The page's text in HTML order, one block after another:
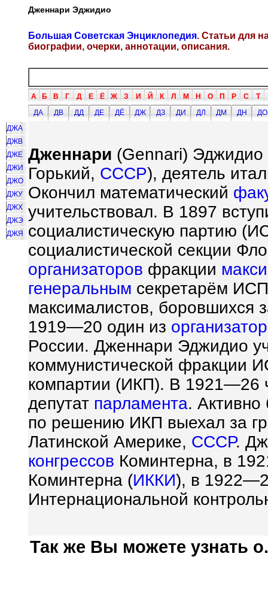
Дженнари Эджидио
Большая Советская Энциклопедия. Статьи для
биографии, очерки, аннотации, описания.
А Б В Г Д Е Ё Ж З И Й К Л М Н О П Р С Т
ДА
ДВ ДД ДЕ ДЁ ДЖ ДЗ ДИ ДЛ ДМ ДН
ДО
ДЖА
ДЖВ
ДЖЕ
ДЖИ
ДЖО
ДЖУ
ДЖХ
ДЖЭ
ДЖЯ
Дженнари (Gennari)
Горький, СССР), деятель
Окончил математический
учительствовал. В 1897
социалистическую партию
социалистической секции
организаторов фракции
генеральным секретарём
максималистов, боровшихся
1919—20 один из
России. Дженнари Эджидио
коммунистической фракции
компартии (ИКП). В
депутат парламента.
по решению ИКП выехал за
Латинской Америке, СССР.
конгрессов Коминтерна, в
Коминтерна (ИККИ), в
Интернациональной
Так же Вы можете узнать